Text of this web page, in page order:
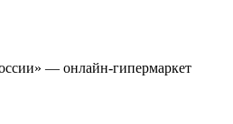
— онлайн-гипермаркет